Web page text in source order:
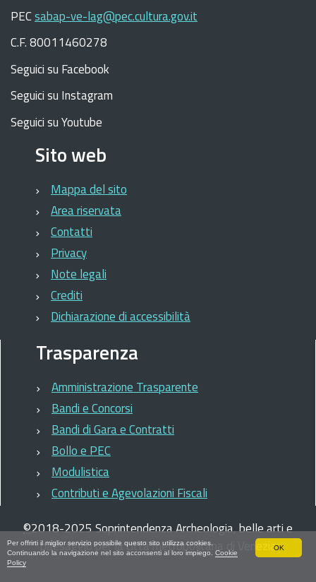
Per offrirti il miglior servizio possibile questo sito utilizza cookies.
Continuando la navigazione nel sito acconsenti al loro impiego. Cookie
Policy
OK
PECsabap-ve-lag@pec.cultura.gov.it
C.F. 80011460278
Seguici su Facebook
Seguici su Instagram
Seguici su Youtube
Sito web
Mappa del sito
Area riservata
Contatti
Privacy
Note legali
Crediti
Dichiarazione di accessibilità
Trasparenza
Amministrazione Trasparente
Bandi e Concorsi
Bandi di Gara e Contratti
Bollo e PEC
Modulistica
Contributi e Agevolazioni Fiscali
©2018-2025Soprintendenza Archeologia, belle arti e
paesaggio per la città metropolitana di Venezia